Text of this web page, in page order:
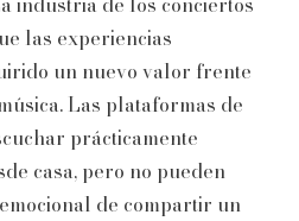
las experiencias
un nuevo valor frente
Las plataformas de
prácticamente
casa, pero no pueden
de compartir un